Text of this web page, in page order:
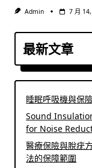
Admin 7 月
最新文章
睡眠呼吸機與保
Sound
for Noise
醫療保險與脫疣
法的保障範圍